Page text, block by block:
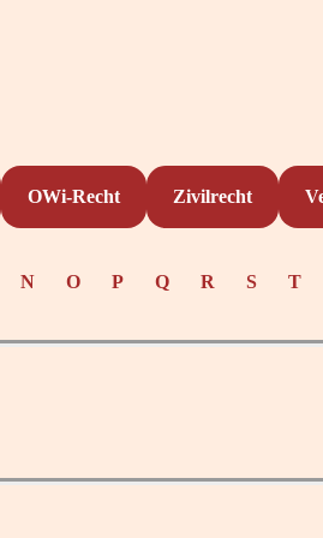
OWi-Recht Zivilrecht
N O P Q R S T